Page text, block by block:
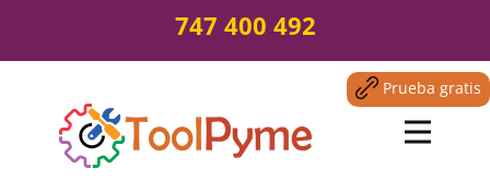
747 400 492
Prueba gratis